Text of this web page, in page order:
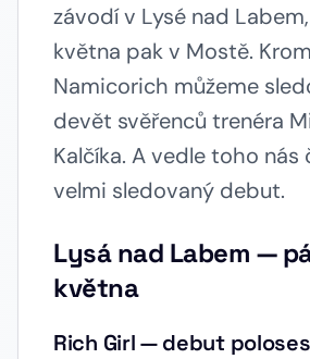
závodí v Lysé nad
května pak v Mostě.
Namicorich můžeme
devět svěřenců trenéra
Kalčíka. A vedle toho nás
velmi sledovaný debut.
Lysá nad Labem —
května
Rich Girl — debut